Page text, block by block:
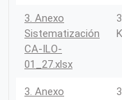
3. Anexo
Sistematización
CA-ILO-
01_27.xlsx
3. Anexo